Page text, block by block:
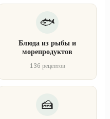
Блюда из рыбы и
морепродуктов
136 рецептов